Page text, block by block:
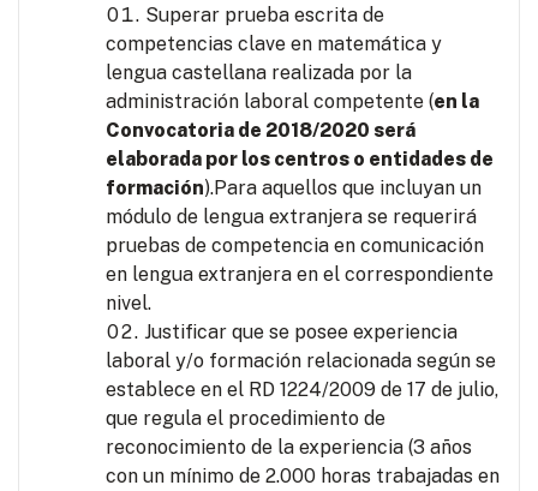
Superar prueba escrita de
competencias clave en matemática y
lengua castellana realizada por la
administración laboral competente (en la
Convocatoria de 2018/2020 será
elaborada por los centros o entidades de
formación).Para aquellos que incluyan un
módulo de lengua extranjera se requerirá
pruebas de competencia en comunicación
en lengua extranjera en el correspondiente
nivel.
Justificar que se posee experiencia
laboral y/o formación relacionada según se
establece en el RD 1224/2009 de 17 de julio,
que regula el procedimiento de
reconocimiento de la experiencia (3 años
con un mínimo de 2.000 horas trabajadas en